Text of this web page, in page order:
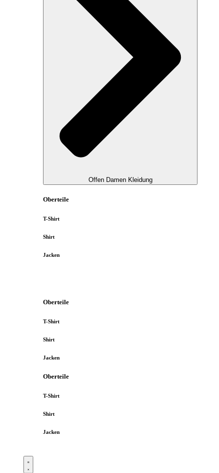
Offen Damen Kleidung
Oberteile
T-Shirt
Shirt
Jacken
Oberteile
T-Shirt
Shirt
Jacken
Oberteile
T-Shirt
Shirt
Jacken